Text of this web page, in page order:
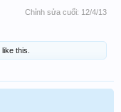
Chỉnh sửa cuối: 12/4/13
like this.